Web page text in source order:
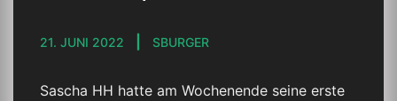
21. JUNI 2022 SBURGER
Sascha HH hatte am Wochenende seine erste